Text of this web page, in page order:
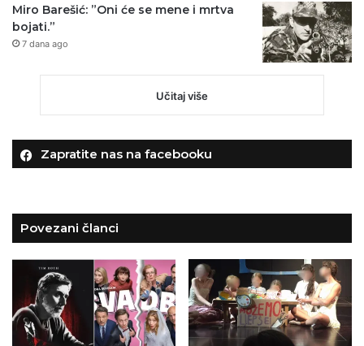
Miro Barešić: ”Oni će se mene i mrtva
bojati.”
7 dana ago
Učitaj više
Zapratite nas na facebooku
Povezani članci